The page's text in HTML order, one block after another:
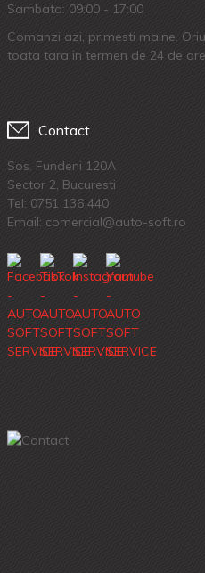
Sambata: 09:00 - 17:00
Comanzi azi, primesti maine.
toata tara in termen de 24 de
Contact
Sos. Fundeni 120A
Sector 2, Bucuresti
Tel: 0751 136 440
Email: comercial@auto-soft.ro